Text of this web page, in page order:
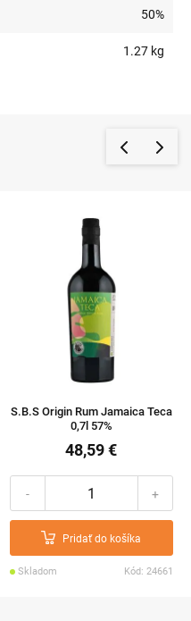
50%
1.27 kg
S.B.S Origin Rum Jamaica Teca
0,7l 57%
48,59 €
- +
Pridať do košíka
Skladom Kód: 24661